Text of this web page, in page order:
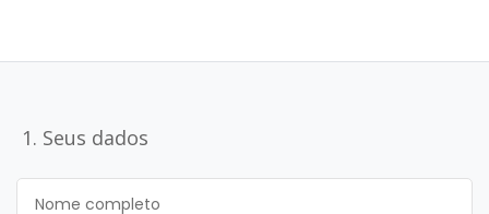
1. Seus dados